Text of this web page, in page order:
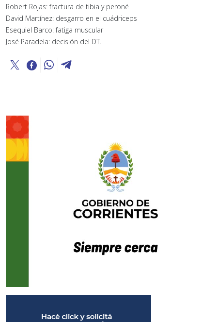
Robert Rojas: fractura de tibia y peroné
David Martínez: desgarro en el cuádriceps
Esequiel Barco: fatiga muscular
José Paradela: decisión del DT.